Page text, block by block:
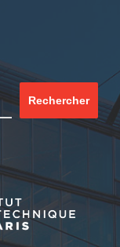
Rechercher